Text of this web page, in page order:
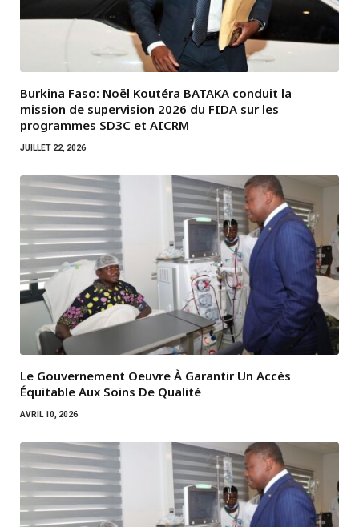
Burkina Faso: Noël Koutéra BATAKA conduit la
mission de supervision 2026 du FIDA sur les
programmes SD3C et AICRM
JUILLET 22, 2026
Le Gouvernement Oeuvre À Garantir Un Accès
Équitable Aux Soins De Qualité
AVRIL 10, 2026